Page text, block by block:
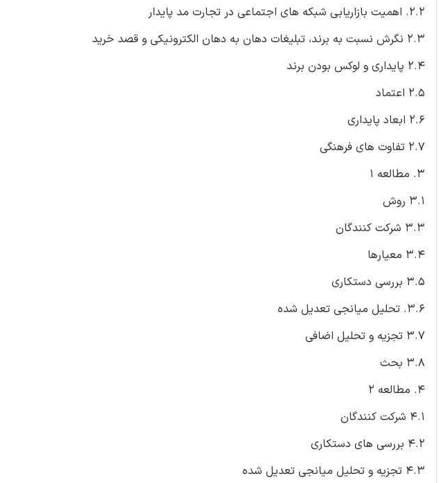
2.2. اهمیت بازاریابی شبکه های اجتماعی در تجارت مد پایدار
2.3 نگرش نسبت به برند، تبلیغات دهان به دهان الکترونیکی و قصد خرید
2.4 پایداری و لوکس بودن برند
2.5 اعتماد
2.6 ابعاد پایداری
2.7 تفاوت های فرهنگی
3. مطالعه 1
3.1 روش
3.3 شركت كنندگان
3.4 معیارها
3.5 بررسی دستکاری
۳.۶. تحلیل میانجی تعدیل شده
3.7 تجزیه و تحلیل اضافی
3.8 بحث
4. مطالعه 2
4.1 شركت كنندگان
4.2 بررسی های دستکاری
4.3 تجزیه و تحلیل میانجی تعدیل شده